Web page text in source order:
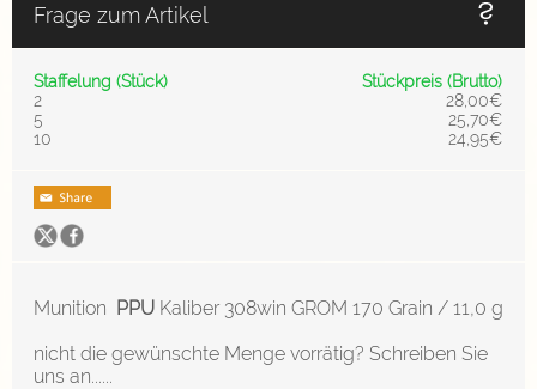
Frage zum Artikel
Staffelung (Stück)
Stückpreis (Brutto)
2
28,00€
5
25,70€
10
24,95€
Munition PPU Kaliber 308win GROM 170 Grain / 11,0 g
nicht die gewünschte Menge vorrätig? Schreiben Sie
uns an......